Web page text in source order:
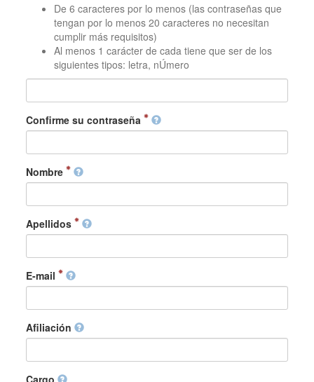
De 6 caracteres por lo menos (las contraseñas que
tengan por lo menos 20 caracteres no necesitan
cumplir más requisitos)
Al menos 1 carácter de cada tiene que ser de los
siguientes tipos: letra, nÚmero
Confirme su contraseña
Nombre
Apellidos
E-mail
Afiliación
Cargo